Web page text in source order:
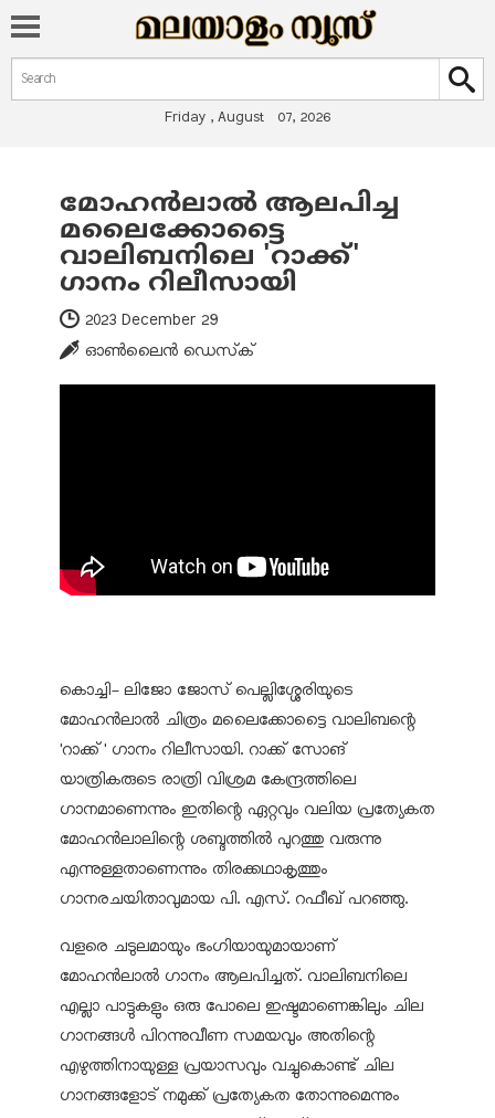
Search form
Search
Friday , August 07, 2026
You are here
മോഹന്‍ലാല്‍ ആലപിച്ച
മലൈക്കോട്ടൈ
വാലിബനിലെ 'റാക്ക്'
ഗാനം റിലീസായി
2023 December 29
ഓണ്‍ലൈന്‍ ഡെസ്‌ക്‌
കൊച്ചി- ലിജോ ജോസ് പെല്ലിശ്ശേരിയുടെ
മോഹന്‍ലാല്‍ ചിത്രം മലൈക്കോട്ടൈ വാലിബന്റെ
'റാക്ക്' ഗാനം റിലീസായി. റാക്ക് സോങ്
യാത്രികരുടെ രാത്രി വിശ്രമ കേന്ദ്രത്തിലെ
ഗാനമാണെന്നും ഇതിന്റെ ഏറ്റവും വലിയ പ്രത്യേകത
മോഹന്‍ലാലിന്റെ ശബ്ദത്തില്‍ പുറത്തു വരുന്നു
എന്നുള്ളതാണെന്നും തിരക്കഥാകൃത്തും
ഗാനരചയിതാവുമായ പി. എസ്. റഫീഖ് പറഞ്ഞു.
വളരെ ചടുലമായും ഭംഗിയായുമായാണ്
മോഹന്‍ലാല്‍ ഗാനം ആലപിച്ചത്. വാലിബനിലെ
എല്ലാ പാട്ടുകളും ഒരു പോലെ ഇഷ്ടമാണെങ്കിലും ചില
ഗാനങ്ങള്‍ പിറന്നുവീണ സമയവും അതിന്റെ
എഴുത്തിനായുള്ള പ്രയാസവും വച്ചുകൊണ്ട് ചില
ഗാനങ്ങളോട് നമുക്ക് പ്രത്യേകത തോന്നുമെന്നും